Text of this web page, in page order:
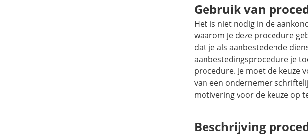
Gebruik van
Het is niet nodig in de
waarom je deze procedure
dat je als aanbestedende
aanbestedingsprocedure je
procedure. Je moet de keuze
van een ondernemer
motivering voor de keuze op
Beschrijving